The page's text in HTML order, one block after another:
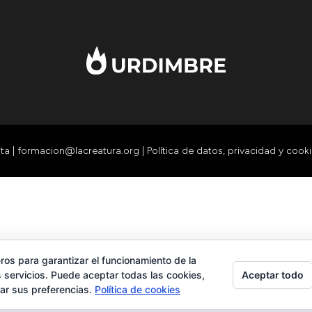
formacion@lacreatura.org Política de datos, privacidad y
para garantizar el funcionamiento de la
Puede aceptar todas las cookies,
sus preferencias. Política de cookies
Aceptar todo